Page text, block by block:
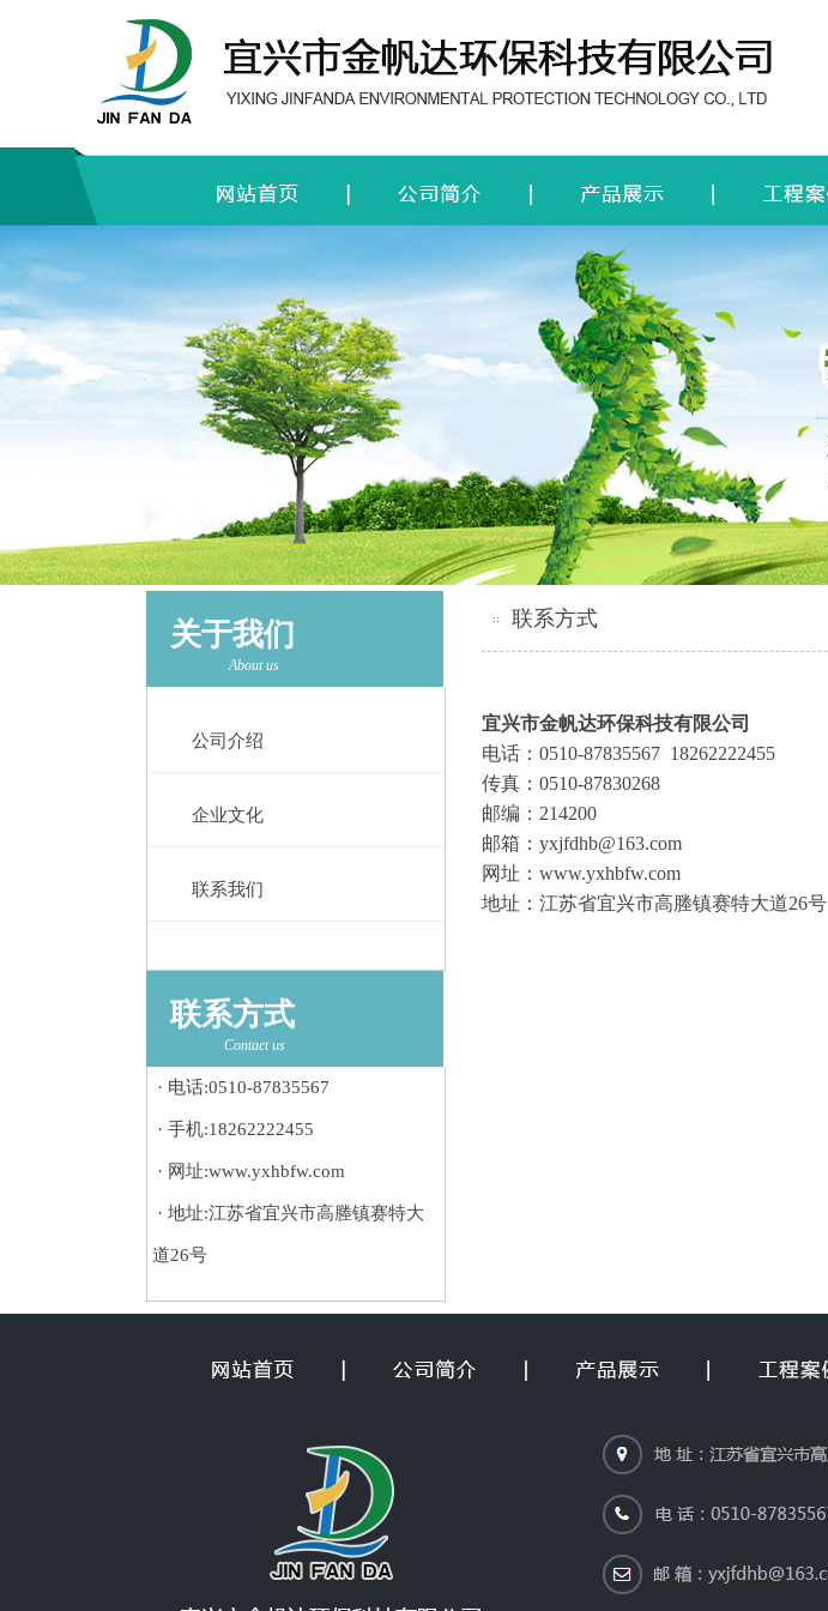
关于我们
About us
公司介绍
企业文化
联系我们
联系方式
Contact us
· 电话:0510-87835567
· 手机:18262222455
· 网址:www.yxhbfw.com
· 地址:江苏省宜兴市高塍镇赛特大
道26号
联系方式
宜兴市金帆达环保科技有限公司
电话：0510-87835567 18262222455
传真：0510-87830268
邮编：214200
邮箱：yxjfdhb@163.com
网址： www.yxhbfw.com
地址：江苏省宜兴市高塍镇赛特大道26号